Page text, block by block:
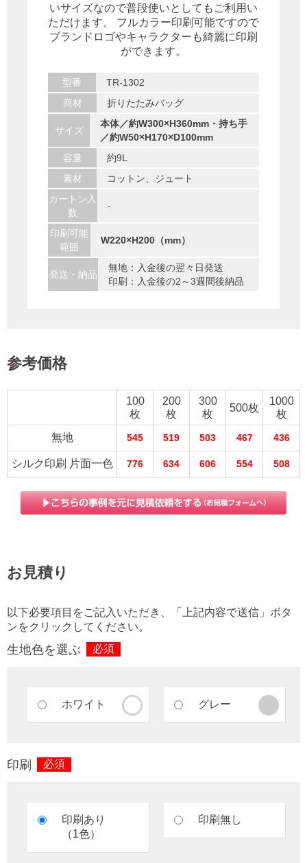
いサイズなので普段使いとしてもご利用い
ただけます。 フルカラー印刷可能ですので
ブランドロゴやキャラクターも綺麗に印刷
ができます。
型番
TR-1302
商材
折りたたみバッグ
サイズ
本体／約W300×H360mm・持ち手
／約W50×H170×D100mm
容量
約9L
素材
コットン、ジュート
カートン入
数
-
印刷可能
範囲
W220×H200（mm）
発送・納品
無地：入金後の翌々日発送
印刷：入金後の2～3週間後納品
参考価格
100
枚
200
枚
300
枚
500枚
1000
枚
無地
545 519 503 467 436
シルク印刷 片面一色 776 634 606 554 508
お見積り
以下必要項目をご記入いただき、「上記内容で送信」ボタ
ンをクリックしてください。
生地色を選ぶ 必須
ホワイト グレー
印刷 必須
印刷あり
（1色）
印刷無し